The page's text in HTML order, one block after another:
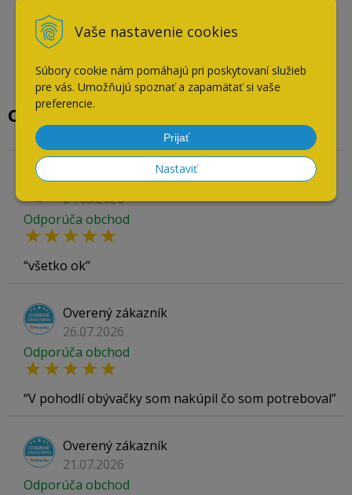
Vaše nastavenie cookies
Súbory cookie nám pomáhajú pri poskytovaní služieb
pre vás. Umožňujú spoznať a zapamätať si vaše
preferencie.
Prijať
Nastaviť
Overené našimi zákazníkmi
Overený zákazník
04.08.2026
Odporúča obchod
všetko ok
Overený zákazník
26.07.2026
Odporúča obchod
V pohodlí obývačky som nakúpil čo som potreboval
Overený zákazník
21.07.2026
Odporúča obchod